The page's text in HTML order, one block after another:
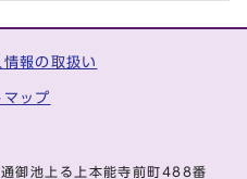
情報の取扱い
マップ
御池上る上本能寺前町488番